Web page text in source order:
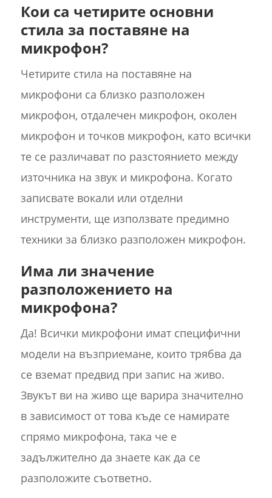
Кои са четирите основни
стила за поставяне на
микрофон?
Четирите стила на поставяне на
микрофони са близко разположен
микрофон, отдалечен микрофон, околен
микрофон и точков микрофон, като всички
те се различават по разстоянието между
източника на звук и микрофона. Когато
записвате вокали или отделни
инструменти, ще използвате предимно
техники за близко разположен микрофон.
Има ли значение
разположението на
микрофона?
Да! Всички микрофони имат специфични
модели на възприемане, които трябва да
се вземат предвид при запис на живо.
Звукът ви на живо ще варира значително
в зависимост от това къде се намирате
спрямо микрофона, така че е
задължително да знаете как да се
разположите съответно.